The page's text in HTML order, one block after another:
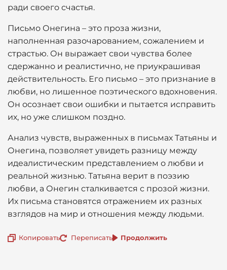
ради своего счастья.
Письмо Онегина – это проза жизни,
наполненная разочарованием, сожалением и
страстью. Он выражает свои чувства более
сдержанно и реалистично, не приукрашивая
действительность. Его письмо – это признание в
любви, но лишенное поэтического вдохновения.
Он осознает свои ошибки и пытается исправить
их, но уже слишком поздно.
Анализ чувств, выраженных в письмах Татьяны и
Онегина, позволяет увидеть разницу между
идеалистическим представлением о любви и
реальной жизнью. Татьяна верит в поэзию
любви, а Онегин сталкивается с прозой жизни.
Их письма становятся отражением их разных
взглядов на мир и отношения между людьми.
Копировать Переписать Продолжить